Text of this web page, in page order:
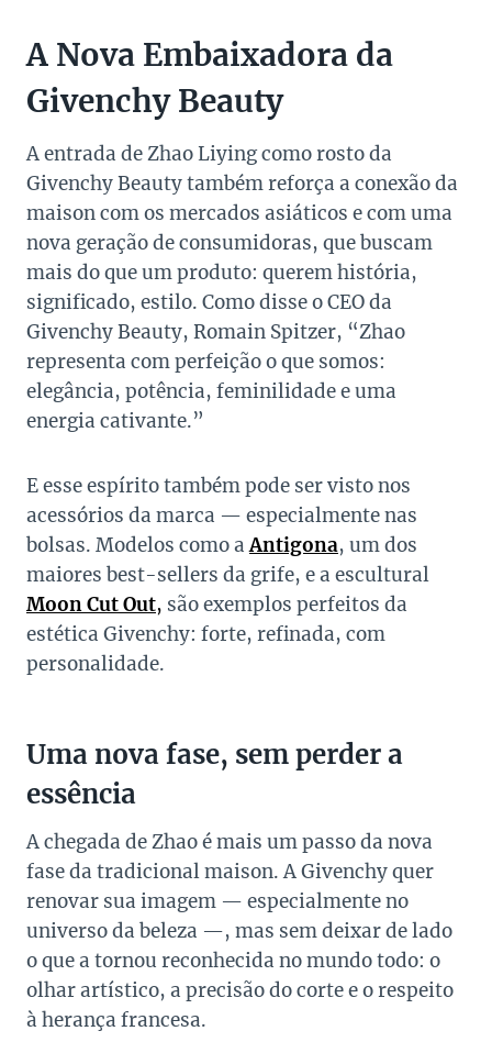
A Nova Embaixadora da
Givenchy Beauty
A entrada de Zhao Liying como rosto da
Givenchy Beauty também reforça a conexão da
maison com os mercados asiáticos e com uma
nova geração de consumidoras, que buscam
mais do que um produto: querem história,
significado, estilo. Como disse o CEO da
Givenchy Beauty, Romain Spitzer, “Zhao
representa com perfeição o que somos:
elegância, potência, feminilidade e uma
energia cativante.”
E esse espírito também pode ser visto nos
acessórios da marca — especialmente nas
bolsas. Modelos como aAntigona, um dos
maiores best-sellers da grife, e a escultural
Moon Cut Out, são exemplos perfeitos da
estética Givenchy: forte, refinada, com
personalidade.
Uma nova fase, sem perder a
essência
A chegada de Zhao é mais um passo da nova
fase da tradicional maison. A Givenchy quer
renovar sua imagem — especialmente no
universo da beleza —, mas sem deixar de lado
o que a tornou reconhecida no mundo todo: o
olhar artístico, a precisão do corte e o respeito
à herança francesa.